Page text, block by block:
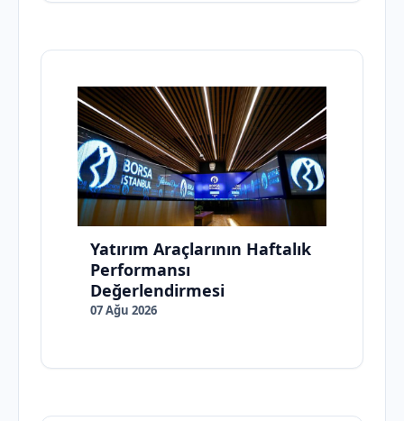
Yatırım Araçlarının Haftalık
Performansı
Değerlendirmesi
07 Ağu 2026